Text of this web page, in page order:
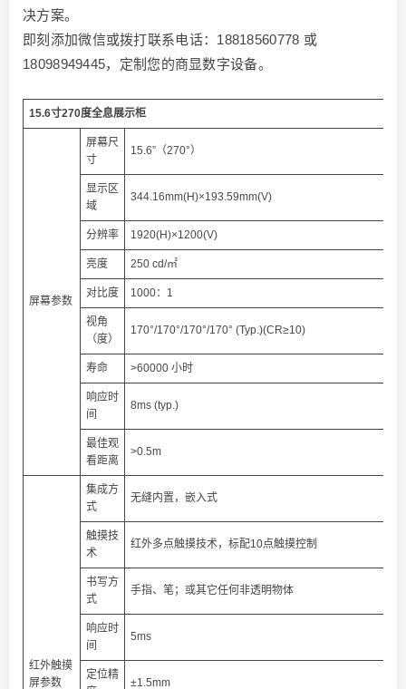
决方案。
即刻添加微信或拨打联系电话：18818560778 或
18098949445，定制您的商显数字设备。
15.6寸270度全息展示柜
屏幕参数
屏幕尺
寸
15.6”（270°）
显示区
域
344.16mm(H)×193.59mm(V)
分辨率 1920(H)×1200(V)
亮度 250 cd/㎡
对比度 1000：1
视角
（度）
170°/170°/170°/170° (Typ.)(CR≥10)
寿命 >60000 小时
响应时
间
8ms (typ.)
最佳观
看距离
>0.5m
红外触摸
屏参数
集成方
式
无缝内置，嵌入式
触摸技
术
红外多点触摸技术，标配10点触摸控制
书写方
式
手指、笔；或其它任何非透明物体
响应时
间
5ms
定位精
±1.5mm